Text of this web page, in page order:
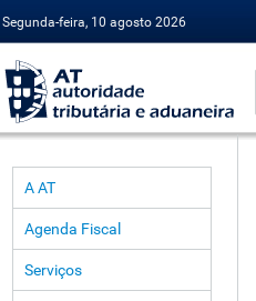
Segunda-feira, 10 agosto 2026
A AT
Agenda Fiscal
Serviços